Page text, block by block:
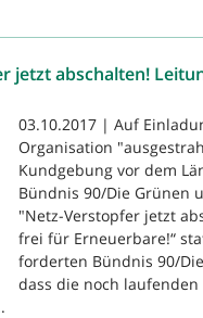
jetzt abschalten!
03.10.2017 | Auf
Organisation
Kundgebung vor dem
Bündnis 90/Die Grünen
"Netz-Verstopfer jetzt
frei für Erneuerbare!“
forderten Bündnis 90/
dass die noch laufenden